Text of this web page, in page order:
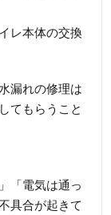
レ本体の交換
漏れの修理は
てもらうこと
「電気は通っ
具合が起きて